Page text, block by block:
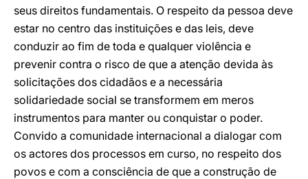
seus direitos fundamentais. O respeito da pessoa deve
estar no centro das instituições e das leis, deve
conduzir ao fim de toda e qualquer violência e
prevenir contra o risco de que a atenção devida às
solicitações dos cidadãos e a necessária
solidariedade social se transformem em meros
instrumentos para manter ou conquistar o poder.
Convido a comunidade internacional a dialogar com
os actores dos processos em curso, no respeito dos
povos e com a consciência de que a construção de